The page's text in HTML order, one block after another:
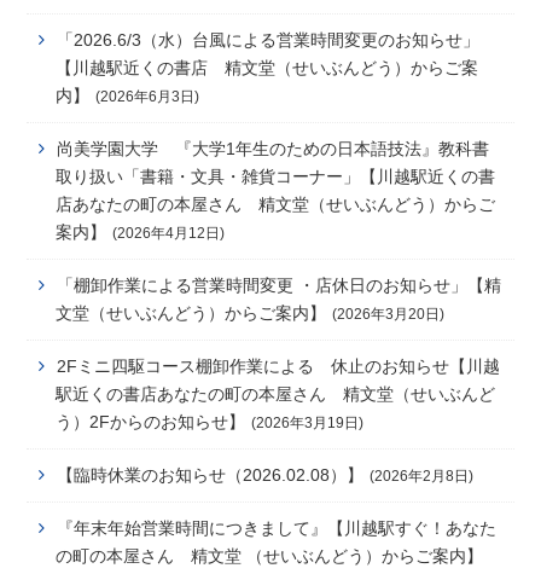
「2026.6/3（水）台風による営業時間変更のお知らせ」
【川越駅近くの書店 精文堂（せいぶんどう）からご案
内】
(2026年6月3日)
尚美学園大学 『大学1年生のための日本語技法』教科書
取り扱い「書籍・文具・雑貨コーナー」【川越駅近くの書
店あなたの町の本屋さん 精文堂（せいぶんどう）からご
案内】
(2026年4月12日)
「棚卸作業による営業時間変更 ・店休日のお知らせ」【精
文堂（せいぶんどう）からご案内】
(2026年3月20日)
2Fミニ四駆コース棚卸作業による 休止のお知らせ【川越
駅近くの書店あなたの町の本屋さん 精文堂（せいぶんど
う）2Fからのお知らせ】
(2026年3月19日)
【臨時休業のお知らせ（2026.02.08）】 (2026年2月8日)
『年末年始営業時間につきまして』【川越駅すぐ！あなた
の町の本屋さん 精文堂 （せいぶんどう）からご案内】